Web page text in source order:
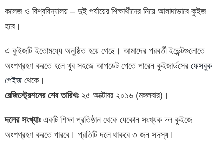
কলেজ ও বিশ্ববিদ্যালয় – দুই পর্যায়ের শিক্ষার্থীদের নিয়ে আলাদাভাবে কুইজ
হবে।
এ কুইজটি ইতোমধ্যে অনুষ্ঠিত হয়ে গেছে। আমাদের পরবর্তী ইভেন্টগুলোতে
অংশগ্রহণ করতে হলে খুব সহজে আপডেট পেতে পারেন কুইজার্ডসের ফেসবুক
পেইজ থেকে।
রেজিস্ট্রেশনের শেষ তারিখঃ ২৫ অক্টোবর ২০১৬ (মঙ্গলবার)।
দলের সংখ্যাঃ একটি শিক্ষা প্রতিষ্ঠান থেকে যেকোন সংখ্যক দল কুইজে
অংশগ্রহণ করতে পারবে। প্রতিটি দলে থাকবে ৩ জন সদস্য।